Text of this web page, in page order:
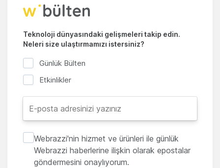
Teknoloji dünyasındaki gelişmeleri takip edin.
Neleri size ulaştırmamızı istersiniz?
Günlük Bülten
Etkinlikler
Webrazzi'nin hizmet ve ürünleri ile günlük
Webrazzi haberlerine ilişkin olarak epostalar
göndermesini onaylıyorum.